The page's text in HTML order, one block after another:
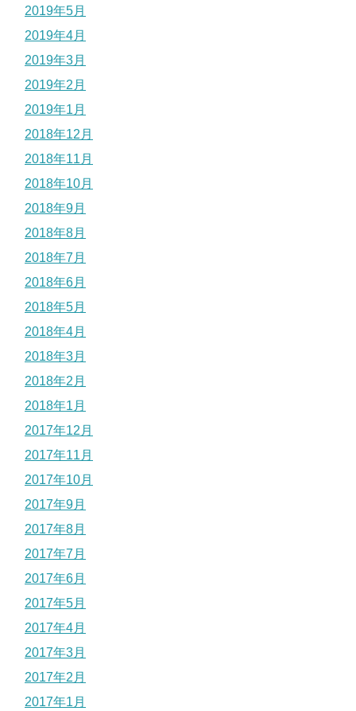
2019年5月
2019年4月
2019年3月
2019年2月
2019年1月
2018年12月
2018年11月
2018年10月
2018年9月
2018年8月
2018年7月
2018年6月
2018年5月
2018年4月
2018年3月
2018年2月
2018年1月
2017年12月
2017年11月
2017年10月
2017年9月
2017年8月
2017年7月
2017年6月
2017年5月
2017年4月
2017年3月
2017年2月
2017年1月